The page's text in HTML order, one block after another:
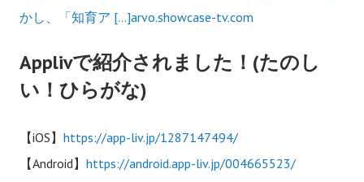
かし、「知育ア […]arvo.showcase-tv.com
Applivで紹介されました！(たのし
い！ひらがな)
【iOS】 https://app-liv.jp/1287147494/
【Android】 https://android.app-liv.jp/004665523/